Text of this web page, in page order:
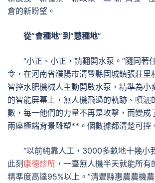
倉的新盼望。
從“會種地”到“慧種地”
“小正、小正，請翻開水泵。”隨同著
令，在河南省濮陽市清豐縣固城鎮張莊里
智控水肥機械人主動開啟水泵，精準為小
的智能屏幕上，無人機飛過的軌跡、噴灑
數，每一他們的力量不再是攻擊，而變成
兩座極端背景雕塑**。個數據都清楚可控
“以前純靠人工，3000多畝地十幾小
此刻 康德診所 ，一臺無人機半天就能所
精準度高達95%以上。”清豐縣惠農農機